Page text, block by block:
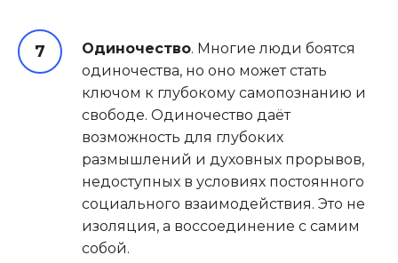
Одиночество. Многие люди боятся
одиночества, но оно может стать
ключом к глубокому самопознанию и
свободе. Одиночество даёт
возможность для глубоких
размышлений и духовных прорывов,
недоступных в условиях постоянного
социального взаимодействия. Это не
изоляция, а воссоединение с самим
собой.